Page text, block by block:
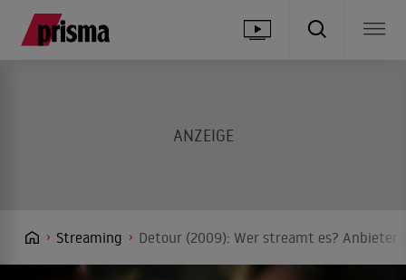
Streaming Detour (2009): Wer streamt es? Anbieter